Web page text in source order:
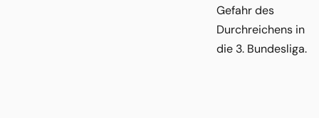
Gefahr des
Durchreichens in
die 3. Bundesliga.